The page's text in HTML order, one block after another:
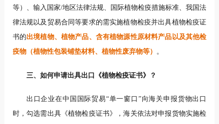
等）、输入国家/地区法律法规、国际植物检疫措施标准、我国法
律法规以及贸易合同等要求的需实施植物检疫并出具植物检疫证
书的出境植物、植物产品、含有植物源性原材料产品以及其他检
疫物（植物性包装铺垫材料、植物性废弃物等）
。
三、如何申请出具出口 《植物检疫证书》？
出口企业在中国国际贸易“单一窗口”向海关申报货物出口
时，勾选需出具《植物检疫证书》，海关依法对申报货物实施检